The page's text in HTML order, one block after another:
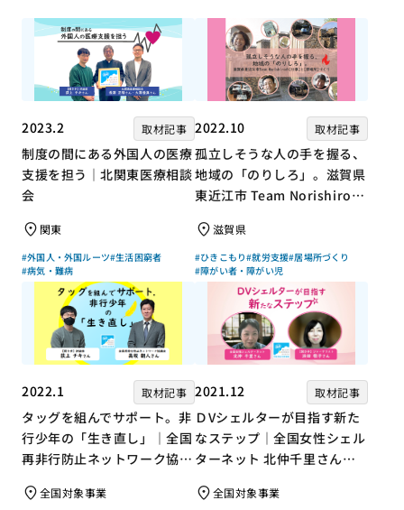
2023.2 取材記事
制度の間にある外国人の医療
支援を担う｜北関東医療相談
会
関東
#外国人・外国ルーツ#生活困窮者
#病気・難病
2022.10 取材記事
孤立しそうな人の手を握る、
地域の「のりしろ」。滋賀県
東近江市 Team Norishiroの
滋賀県
#ひきこもり#就労支援#居場所づくり
#障がい者・障がい児
2022.1 取材記事
タッグを組んでサポート。非
行少年の「生き直し」｜全国
再非行防止ネットワーク協議
上チキさん【聞き手】
全国対象事業
2021.12 取材記事
ＤVシェルターが目指す新た
なステップ｜全国女性シェル
ターネット 北仲千里さん×
ん【聞き手】
全国対象事業